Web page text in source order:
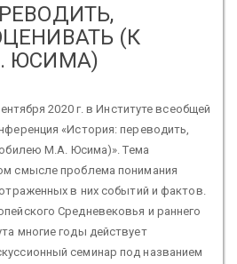
(К
ЮСИМА)
2020 г. в Институте всеобщей
«История: переводить,
М.А. Юсима)». Тема
смысле проблема понимания
в них событий и фактов.
Средневековья и раннего
многие годы действует
семинар под названием